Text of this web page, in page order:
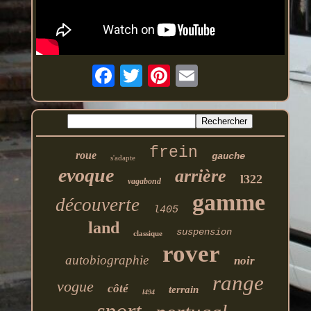
roue s'adapte frein gauche
evoque vagabond arrière l322
découverte l405 gamme
land classique suspension
autobiographie rover noir
vogue côté l494 terrain range